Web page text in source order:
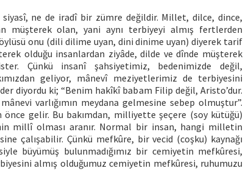
ne de iradî bir zümre değildir. Millet, dilce, dince,
müşterek olan, yani aynı terbiyeyi almış fertlerden
onu (dili dilime uyan, dini dinime uyan) diyerek tarif
olduğu insanlardan ziyâde, dilde ve dînde müşterek
Çünkü insanî şahsiyetimiz, bedenimizde değil,
geliyor, mânevî meziyetlerimiz de terbiyesini
diyordu ki; “Benim hakîkî babam Filip değil, Aristo’dur.
varlığımın meydana gelmesine sebep olmuştur”.
önce gelir. Bu bakımdan, milliyette şeçere (soy kütüğü)
millî olması aranır. Normal bir insan, hangi milletin
çalışabilir. Çünkü mefkûre, bir vecid (coşku) kaynağı
büyümüş bulunmadığımız bir cemiyetin mefkûresi,
almış olduğumuz cemiyetin mefkûresi, ruhumuzu